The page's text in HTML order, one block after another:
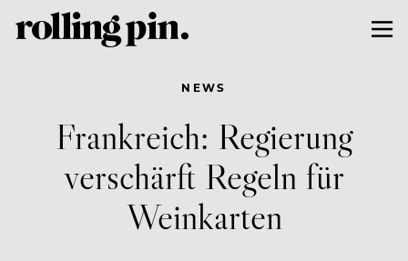
NEWS
Frankreich: Regierung
verschärft Regeln für
Weinkarten